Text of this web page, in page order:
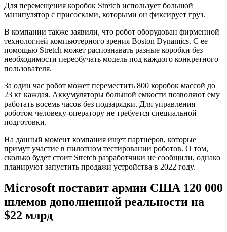
Для перемещения коробок Stretch использует большой
манипулятор с присосками, которыми он фиксирует груз.
В компании также заявили, что робот оборудован фирменной
технологией компьютерного зрения Boston Dynamics. С ее
помощью Stretch может распознавать разные коробки без
необходимости переобучать модель под каждого конкретного
пользователя.
За один час робот может переместить 800 коробок массой до
23 кг каждая. Аккумуляторы большой емкости позволяют ему
работать восемь часов без подзарядки. Для управления
роботом человеку-оператору не требуется специальной
подготовки.
На данный момент компания ищет партнеров, которые
примут участие в пилотном тестировании роботов. О том,
сколько будет стоит Stretch разработчики не сообщили, однако
планируют запустить продажи устройства в 2022 году.
Microsoft поставит армии США 120 000
шлемов дополненной реальности на
$22 млрд